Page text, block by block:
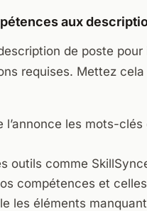
aux
de poste
requises. Mettez
l’annonce les mots-
outils comme
compétences et
les éléments